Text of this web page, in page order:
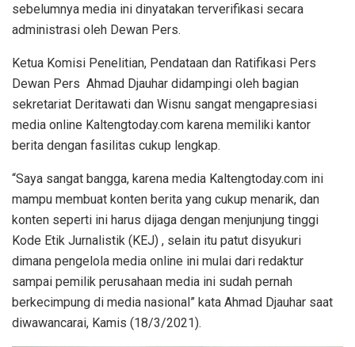
sebelumnya media ini dinyatakan terverifikasi secara
administrasi oleh Dewan Pers.
Ketua Komisi Penelitian, Pendataan dan Ratifikasi Pers
Dewan Pers Ahmad Djauhar didampingi oleh bagian
sekretariat Deritawati dan Wisnu sangat mengapresiasi
media online Kaltengtoday.com karena memiliki kantor
berita dengan fasilitas cukup lengkap.
“Saya sangat bangga, karena media Kaltengtoday.com ini
mampu membuat konten berita yang cukup menarik, dan
konten seperti ini harus dijaga dengan menjunjung tinggi
Kode Etik Jurnalistik (KEJ) , selain itu patut disyukuri
dimana pengelola media online ini mulai dari redaktur
sampai pemilik perusahaan media ini sudah pernah
berkecimpung di media nasional” kata Ahmad Djauhar saat
diwawancarai, Kamis (18/3/2021).